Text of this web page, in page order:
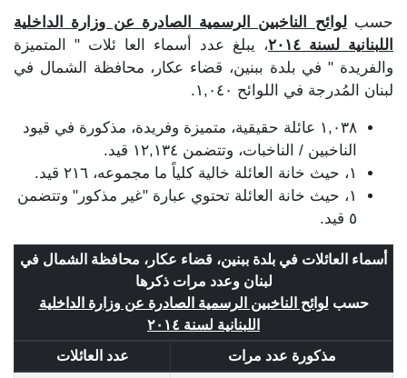
حسبلوائح الناخبين الرسمية الصادرة عن وزارة الداخلية
اللبنانية لسنة ٢٠١٤
، يبلغ عدد أسماء العا ئلات " المتميزة
والفريدة " في بلدة ببنين، قضاء عكار، محافظة الشمال في
لبنان المُدرجة في اللوائح ١,٠٤٠.
١,٠٣٨ عائلة حقيقية، متميزة وفريدة، مذكورة في قيود
الناخبين / الناخبات، وتتضمن ١٢,١٣٤ قيد.
١، حيث خانة العائلة خالية كلياً ما مجموعه، ٢١٦ قيد.
١، حيث خانة العائلة تحتوي عبارة "غير مذكور" وتتضمن
٥ قيد.
أسماء العائلات في بلدة ببنين، قضاء عكار، محافظة الشمال في
لبنان وعدد مرات ذكرها
حسب لوائح الناخبين الرسمية الصادرة عن وزارة الداخلية
اللبنانية لسنة ٢٠١٤
مذكورة عدد مرات
عدد العائلات